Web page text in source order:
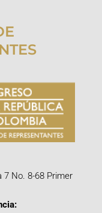
7 No. 8-68 Primer